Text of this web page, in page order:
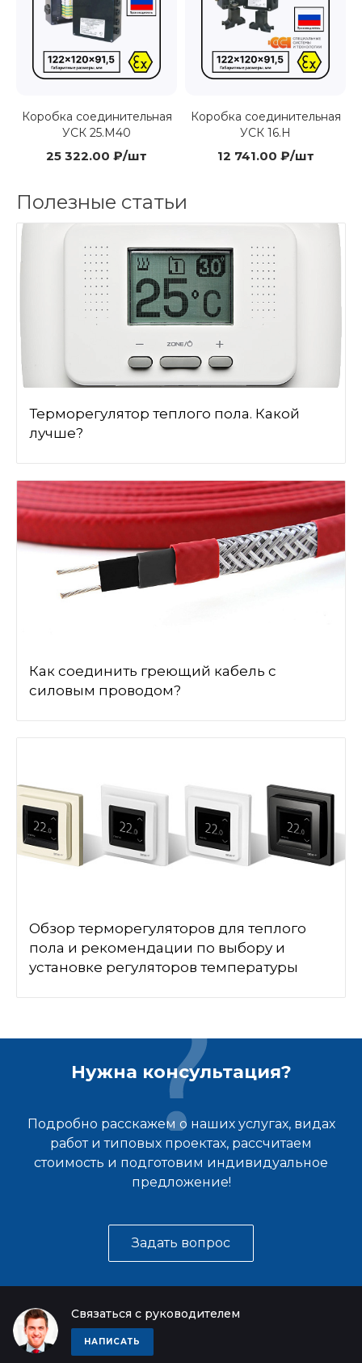
Коробка соединительная
УСК 25.М40
25 322.00 ₽/шт
Коробка соединительная
УСК 16.Н
12 741.00 ₽/шт
Полезные статьи
Терморегулятор теплого пола. Какой
лучше?
Как соединить греющий кабель с
силовым проводом?
Обзор терморегуляторов для теплого
пола и рекомендации по выбору и
установке регуляторов температуры
Нужна консультация?
Подробно расскажем о наших услугах, видах
работ и типовых проектах, рассчитаем
стоимость и подготовим индивидуальное
предложение!
Задать вопрос
Связаться с руководителем
НАПИСАТЬ